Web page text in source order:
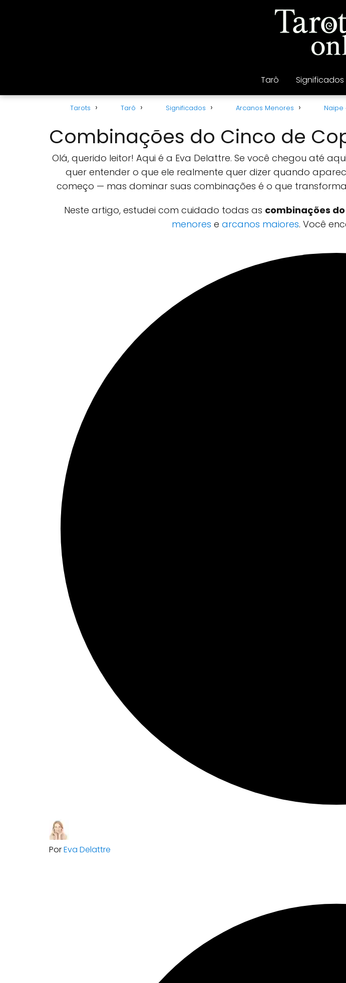
Tarô Significados
Tarots Tarô Significados Arcanos Menores Naipe
Combinações do Cinco de
Olá, querido leitor! Aqui é a Eva Delattre. Se você chegou até
quer entender o que ele realmente quer dizer quando
começo — mas dominar suas combinações é o que
Neste artigo, estudei com cuidado todas as combinações
menores e arcanos maiores. Você
PorEva Delattre